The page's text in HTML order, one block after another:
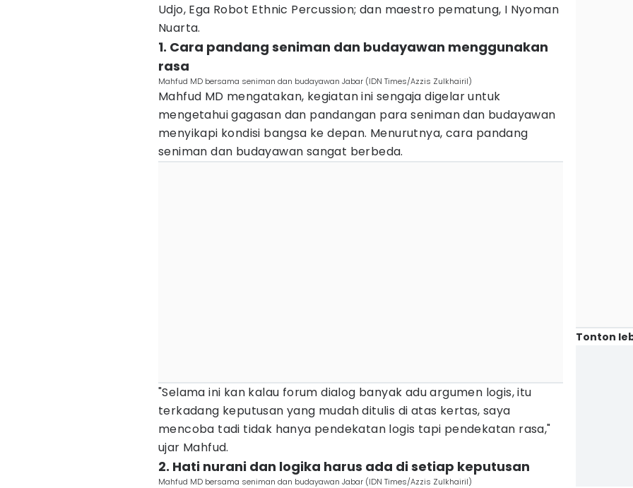
Udjo, Ega Robot Ethnic Percussion; dan maestro pematung, I Nyoman
Nuarta.
1. Cara pandang seniman dan budayawan menggunakan
rasa
Mahfud MD bersama seniman dan budayawan Jabar (IDN Times/Azzis Zulkhairil)
Mahfud MD mengatakan, kegiatan ini sengaja digelar untuk
mengetahui gagasan dan pandangan para seniman dan budayawan
menyikapi kondisi bangsa ke depan. Menurutnya, cara pandang
seniman dan budayawan sangat berbeda.
"Selama ini kan kalau forum dialog banyak adu argumen logis, itu
terkadang keputusan yang mudah ditulis di atas kertas, saya
mencoba tadi tidak hanya pendekatan logis tapi pendekatan rasa,"
ujar Mahfud.
2. Hati nurani dan logika harus ada di setiap keputusan
Mahfud MD bersama seniman dan budayawan Jabar (IDN Times/Azzis Zulkhairil)
Tonton